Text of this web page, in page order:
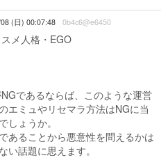
(日) 00:07:48 0b4c6@e6450
メ人格・EGO
であるならば、このような運営
エミュやリセマラ方法はNGに当
しょうか。
あることから悪意性を問えるかは
い話題に思えます。